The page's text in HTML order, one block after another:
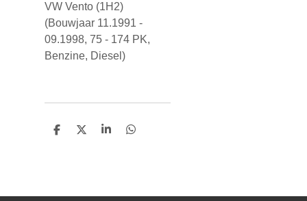
VW Vento (1H2)
(Bouwjaar 11.1991 -
09.1998, 75 - 174 PK,
Benzine, Diesel)
D
D
S
D